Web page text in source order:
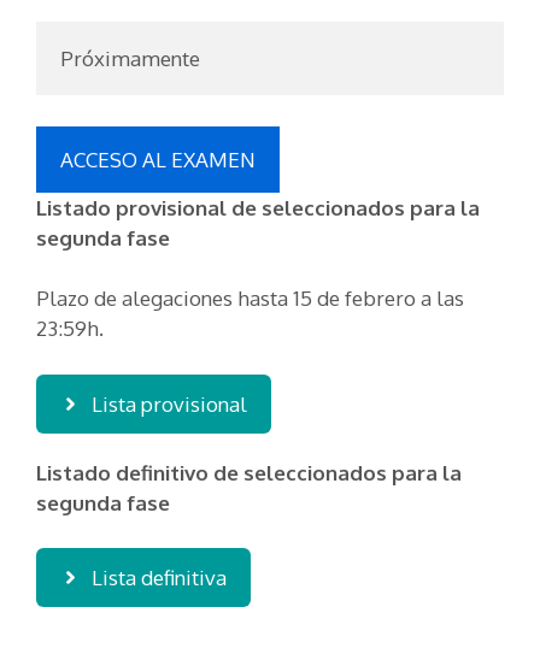
Próximamente
ACCESO AL EXAMEN
Listado provisional de seleccionados para la
segunda fase
Plazo de alegaciones hasta 15 de febrero a las
23:59h.
Lista provisional
Listado definitivo de seleccionados para la
segunda fase
Lista definitiva